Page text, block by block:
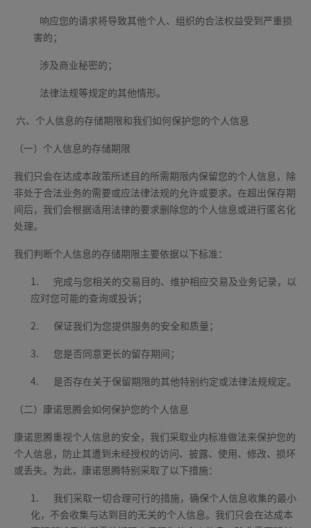
响应您的请求将导致其他个人、组织的合法权益受到严重损
害的；
涉及商业秘密的；
法律法规等规定的其他情形。
六、个人信息的存储期限和我们如何保护您的个人信息
（一）个人信息的存储期限
我们只会在达成本政策所述目的所需期限内保留您的个人信息，除
非处于合法业务的需要或应法律法规的允许或要求。在超出保存期
间后，我们会根据适用法律的要求删除您的个人信息或进行匿名化
处理。
我们判断个人信息的存储期限主要依据以下标准：
1.
完成与您相关的交易目的、维护相应交易及业务记录，以
应对您可能的查询或投诉；
2. 保证我们为您提供服务的安全和质量；
3. 您是否同意更长的留存期间；
4. 是否存在关于保留期限的其他特别约定或法律法规规定。
（二）康诺思腾会如何保护您的个人信息
康诺思腾重视个人信息的安全，我们采取业内标准做法来保护您的
个人信息，防止其遭到未经授权的访问、披露、使用、修改、损坏
或丢失。为此，康诺思腾特别采取了以下措施：
1.
我们采取一切合理可行的措施，确保个人信息收集的最小
化，不会收集与达到目的无关的个人信息。我们只会在达成本